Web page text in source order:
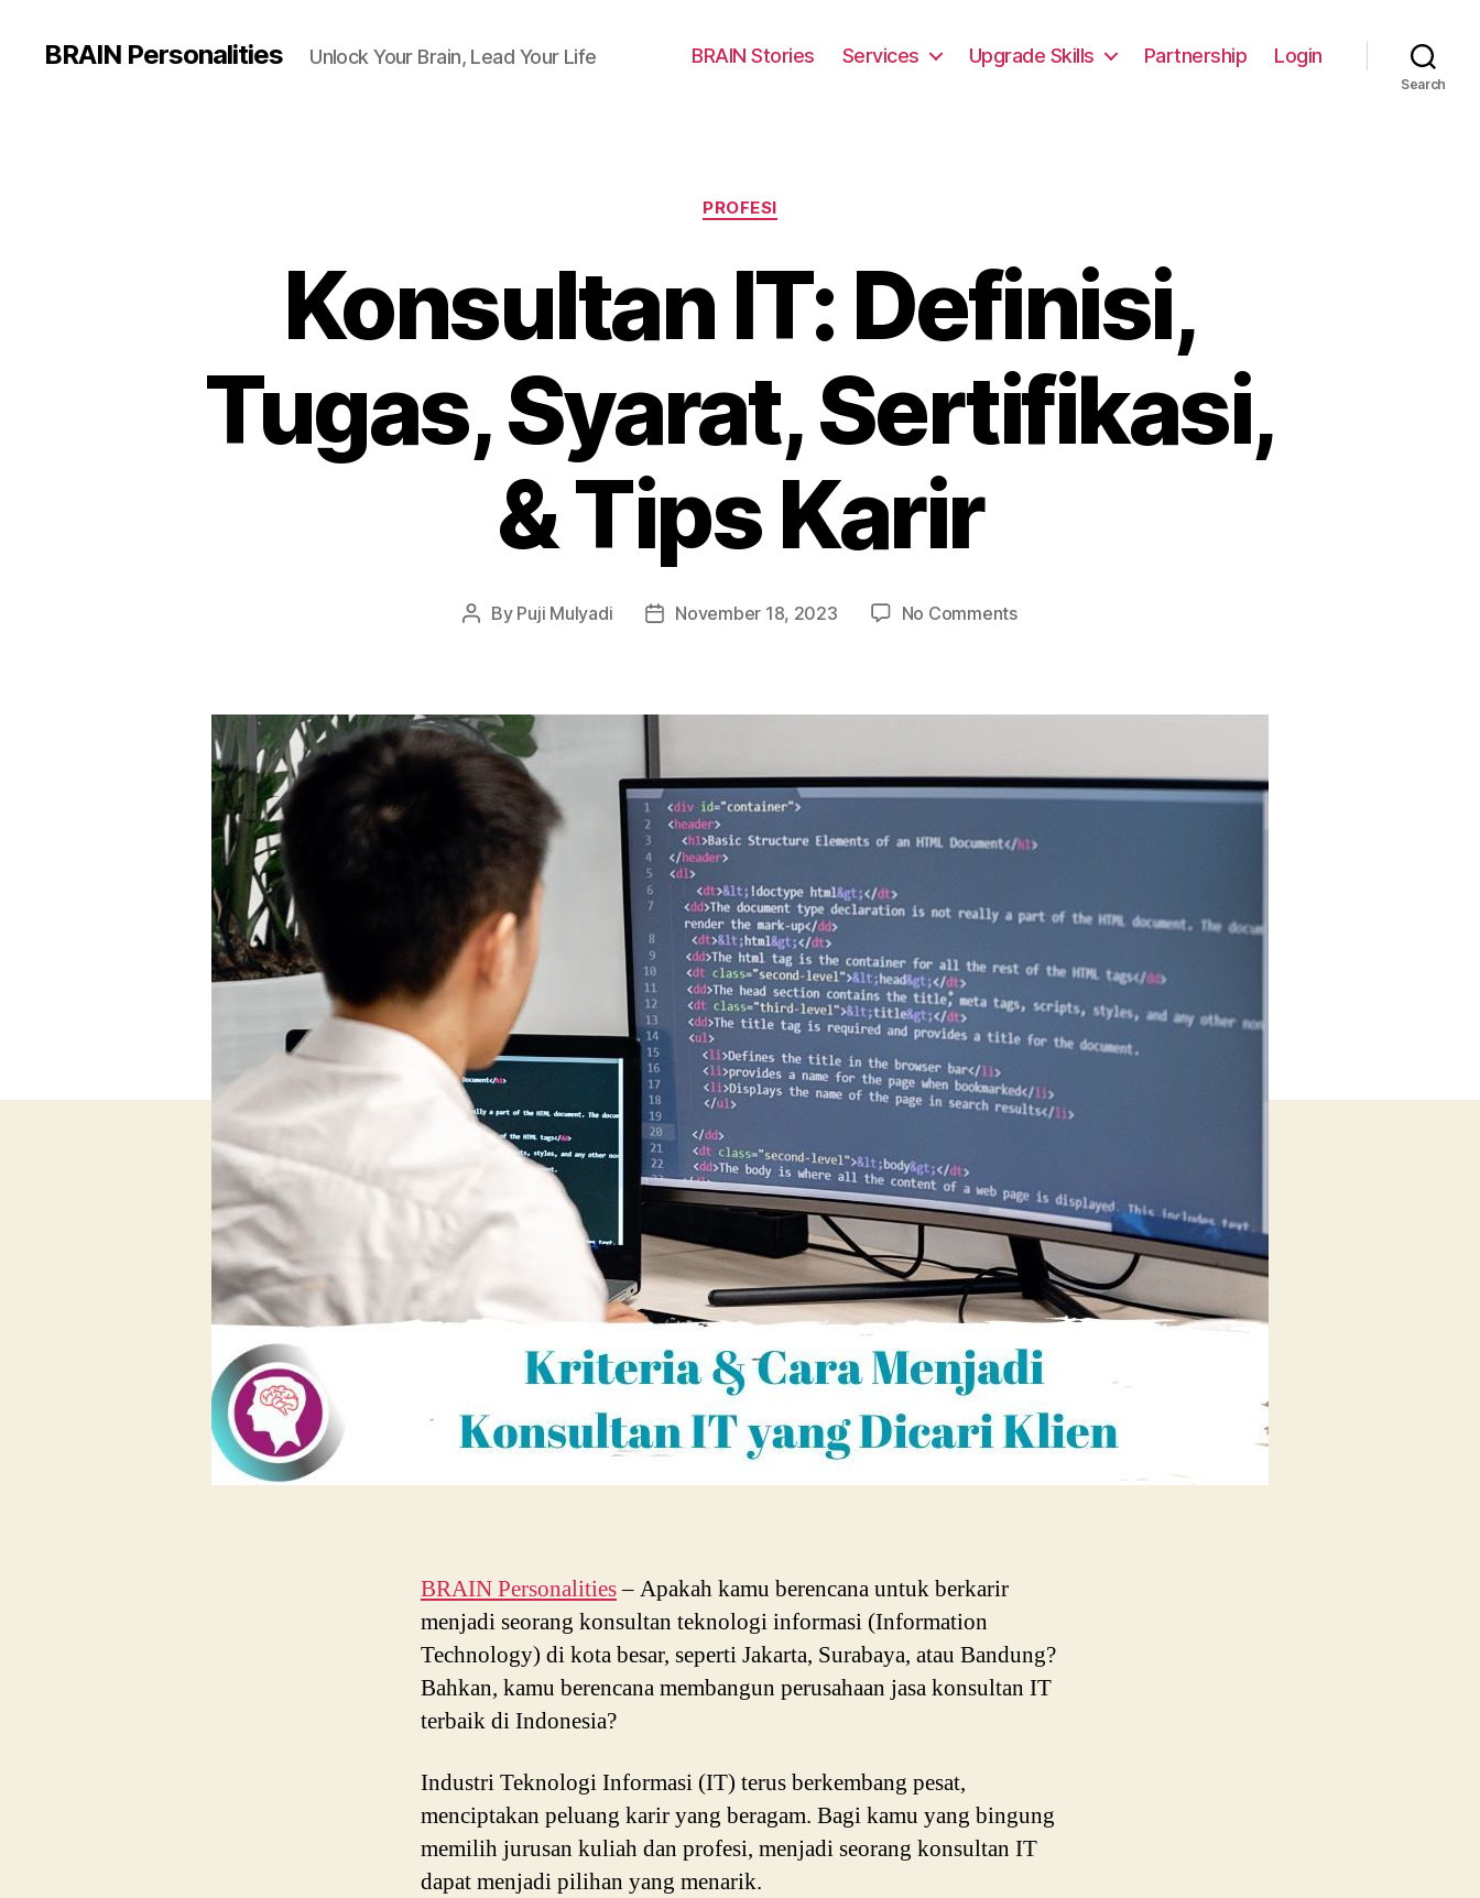
BRAIN Personalities Unlock Your Brain, Lead Your Life BRAIN Stories Services Upgrade Skills Partnership Login
Search
Categories
PROFESI
Konsultan IT: Definisi,
Tugas, Syarat, Sertifikasi,
& Tips Karir
Post
By Puji Mulyadi
PostNovember 18, 2023 No Commentson
Tugas,
Sertifikasi,
&
Karir
BRAIN Personalities– Apakah kamu berencana untuk berkarir
menjadi seorang konsultan teknologi informasi (Information
Technology) di kota besar, seperti Jakarta, Surabaya, atau Bandung?
Bahkan, kamu berencana membangun perusahaan jasa konsultan IT
terbaik di Indonesia?
Industri Teknologi Informasi (IT) terus berkembang pesat,
menciptakan peluang karir yang beragam. Bagi kamu yang bingung
memilih jurusan kuliah dan profesi, menjadi seorang konsultan IT
dapat menjadi pilihan yang menarik.